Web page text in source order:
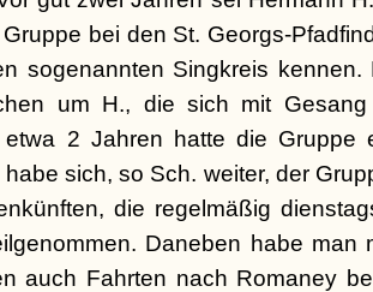
bei den St. Georgs-
sogenannten Singkreis
um H., die sich mit
etwa 2 Jahren hatte die Gruppe
sich, so Sch. weiter, der
die regelmäßig
Daneben habe man
auch Fahrten nach Romaney